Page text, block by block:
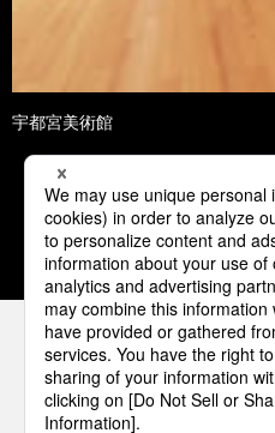
宇都宮美術館
1 2 3
パナソニックの電気